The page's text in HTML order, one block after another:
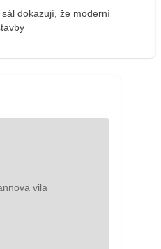
dokazují, že moderní